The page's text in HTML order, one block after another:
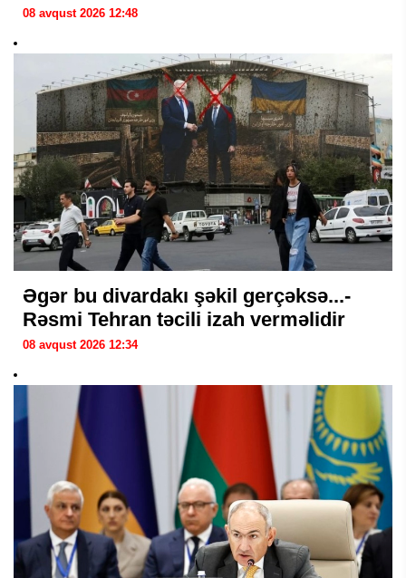
08 avqust 2026 12:48
Əgər bu divardakı şəkil gerçəksə...-
Rəsmi Tehran təcili izah verməlidir
08 avqust 2026 12:34